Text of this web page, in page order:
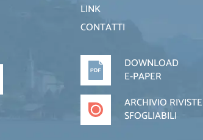
LINK
CONTATTI
DOWNLOAD
E-PAPER
ARCHIVIO RIVISTE
SFOGLIABILI